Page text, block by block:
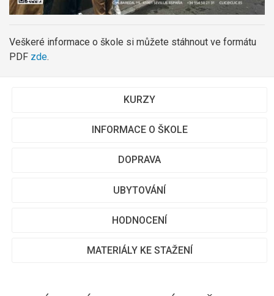
Veškeré informace o škole si můžete stáhnout ve formátu
PDF zde.
KURZY
INFORMACE O ŠKOLE
DOPRAVA
UBYTOVÁNÍ
HODNOCENÍ
MATERIÁLY KE STAŽENÍ